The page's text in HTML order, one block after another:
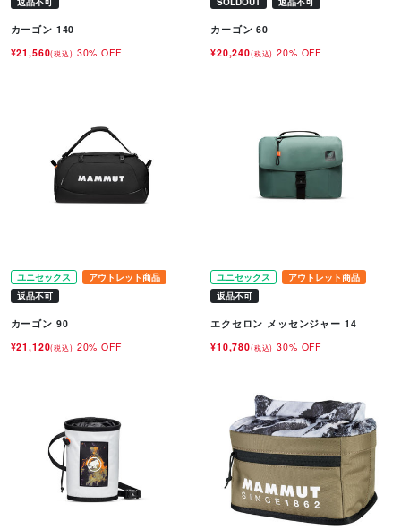
カーゴン 140
¥21,560(税込) 30% OFF
カーゴン 60
¥20,240(税込) 20% OFF
ユニセックス
アウトレット商品
返品不可
カーゴン 90
¥21,120(税込) 20% OFF
ユニセックス
アウトレット商品
返品不可
エクセロン メッセンジャー 14
¥10,780(税込) 30% OFF